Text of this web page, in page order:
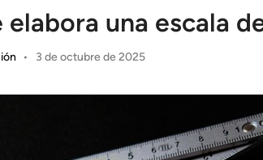
elabora una escala
• 3 de octubre de 2025